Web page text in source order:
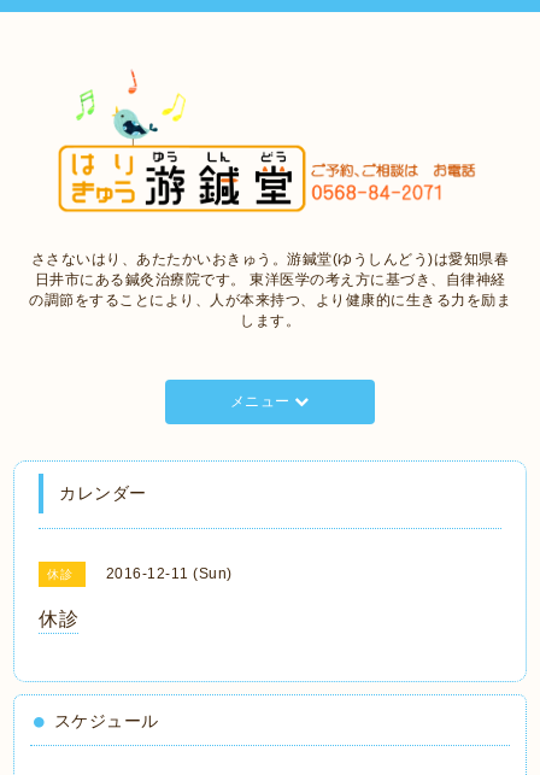
ささないはり、あたたかいおきゅう。游鍼堂(ゆうしんどう)は愛知県春
日井市にある鍼灸治療院です。 東洋医学の考え方に基づき、自律神経
の調節をすることにより、人が本来持つ、より健康的に生きる力を励ま
します。
メニュー
カレンダー
休診 2016-12-11 (Sun)
休診
スケジュール